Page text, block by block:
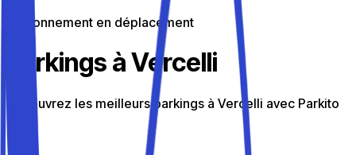
Stationnement en déplacement
Parkings à Vercelli
Découvrez les meilleurs parkings à Vercelli avec Parkito